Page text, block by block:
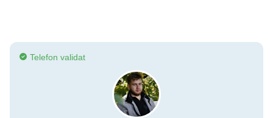
Telefon validat